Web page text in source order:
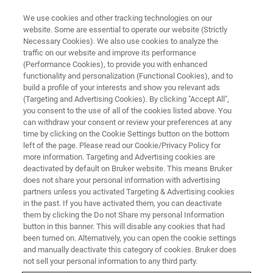
iProbe CPMAS
Descrizione del corso
Informazioni generali
We use cookies and other tracking technologies on our
website. Some are essential to operate our website (Strictly
Necessary Cookies). We also use cookies to analyze the
traffic on our website and improve its performance
(Performance Cookies), to provide you with enhanced
functionality and personalization (Functional Cookies), and to
build a profile of your interests and show you relevant ads
(Targeting and Advertising Cookies). By clicking "Accept All",
you consent to the use of all of the cookies listed above. You
can withdraw your consent or review your preferences at any
time by clicking on the Cookie Settings button on the bottom
left of the page. Please read our Cookie/Privacy Policy for
more information. Targeting and Advertising cookies are
deactivated by default on Bruker website. This means Bruker
does not share your personal information with advertising
partners unless you activated Targeting & Advertising cookies
in the past. If you have activated them, you can deactivate
them by clicking the Do not Share my personal Information
button in this banner. This will disable any cookies that had
been turned on. Alternatively, you can open the cookie settings
and manually deactivate this category of cookies. Bruker does
not sell your personal information to any third party.